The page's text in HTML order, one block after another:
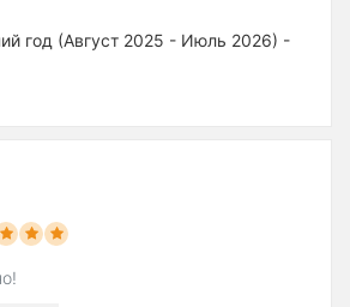
год (Август 2025 - Июль 2026) -